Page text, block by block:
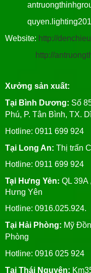
Website: http://
http://
Xưởng sản xuất:
Tại Bình Dương: Số
Phú, P. Tân Bình, TX.
Hotline: 0911 699 924
Tại Long An: Thị trấn
Hotline: 0911 699 924
Tại Hưng Yên: QL 39A
Hưng Yên
Hotline: 0916.025.924.
Tại Hải Phòng: Mỹ
Phòng
Hotline: 0916 025 924
Tại Thái Nguyên: